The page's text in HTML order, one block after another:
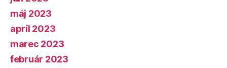
máj 2023
apríl 2023
marec 2023
február 2023